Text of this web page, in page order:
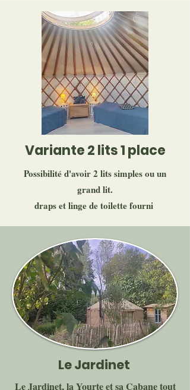
Variante 2 lits 1 place
Possibilité d'avoir 2 lits simples ou un
grand lit.
draps et linge de toilette fourni
Le Jardinet
Le Jardinet, la Yourte et sa Cabane tout